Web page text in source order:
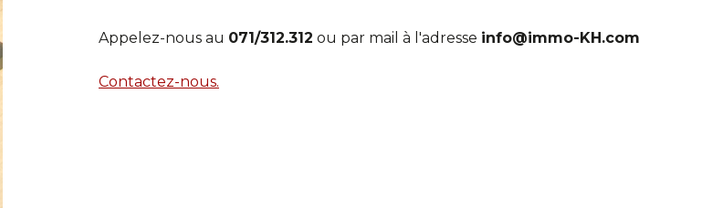
Appelez-nous au 071/312.312 ou par mail à l'adresse info@immo-KH.com
Contactez-nous.